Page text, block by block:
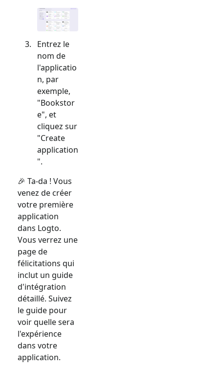
Entrez le
nom de
l'applicatio
n, par
exemple,
"Bookstor
e", et
cliquez sur
"Create
application
".
🎉 Ta-da ! Vous
venez de créer
votre première
application
dans Logto.
Vous verrez une
page de
félicitations qui
inclut un guide
d'intégration
détaillé. Suivez
le guide pour
voir quelle sera
l'expérience
dans votre
application.